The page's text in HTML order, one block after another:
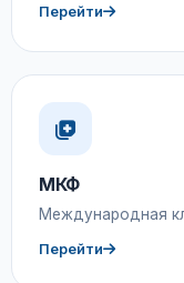
Перейти
МКФ
Международная
Перейти